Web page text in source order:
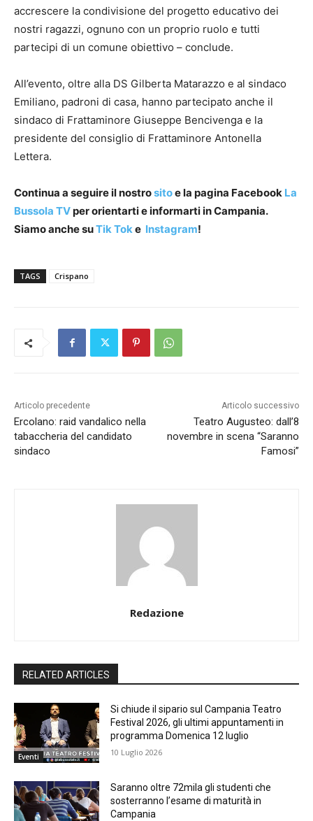
accrescere la condivisione del progetto educativo dei
nostri ragazzi, ognuno con un proprio ruolo e tutti
partecipi di un comune obiettivo – conclude.
All’evento, oltre alla DS Gilberta Matarazzo e al sindaco
Emiliano, padroni di casa, hanno partecipato anche il
sindaco di Frattaminore Giuseppe Bencivenga e la
presidente del consiglio di Frattaminore Antonella
Lettera.
Continua a seguire il nostrositoe la pagina Facebook La
Bussola TVper orientarti e informarti in Campania.
Siamo anche suTik Toke Instagram!
TAGS Crispano
Articolo precedente
Ercolano: raid vandalico nella
tabaccheria del candidato
sindaco
Articolo successivo
Teatro Augusteo: dall’8
novembre in scena “Saranno
Famosi”
Redazione
RELATED ARTICLES
Eventi
Si chiude il sipario sul Campania Teatro
Festival 2026, gli ultimi appuntamenti in
programma Domenica 12 luglio
10 Luglio 2026
Saranno oltre 72mila gli studenti che
sosterranno l’esame di maturità in
Campania